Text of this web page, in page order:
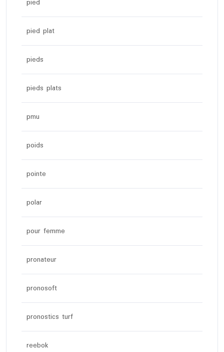
pied
pied plat
pieds
pieds plats
pmu
poids
pointe
polar
pour femme
pronateur
pronosoft
pronostics turf
reebok